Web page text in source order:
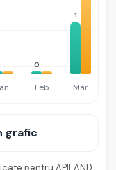
0
Feb
1
Mar
grafic
pentru APILAND